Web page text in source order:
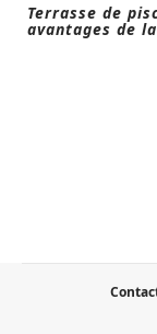
Terrasse de
avantages de